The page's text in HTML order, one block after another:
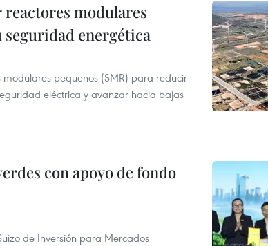
modulares
energética
pequeños (SMR) para reducir
eléctrica y avanzar hacia bajas
con apoyo de fondo
de Inversión para Mercados